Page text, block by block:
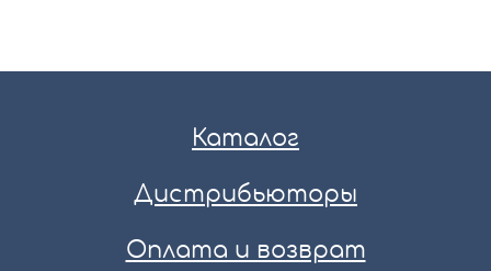
Каталог
Дистрибьюторы
Оплата и возврат